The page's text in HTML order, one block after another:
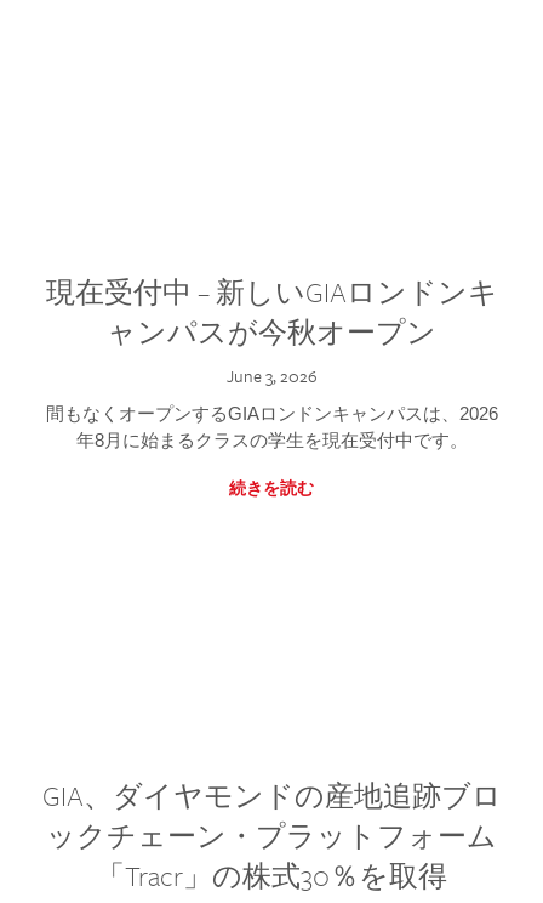
現在受付中 – 新しいGIAロンドンキ
ャンパスが今秋オープン
June 3, 2026
間もなくオープンするGIAロンドンキャンパスは、2026
年8月に始まるクラスの学生を現在受付中です。
続きを読む
GIA、ダイヤモンドの産地追跡ブロ
ックチェーン・プラットフォーム
「Tracr」の株式30％を取得